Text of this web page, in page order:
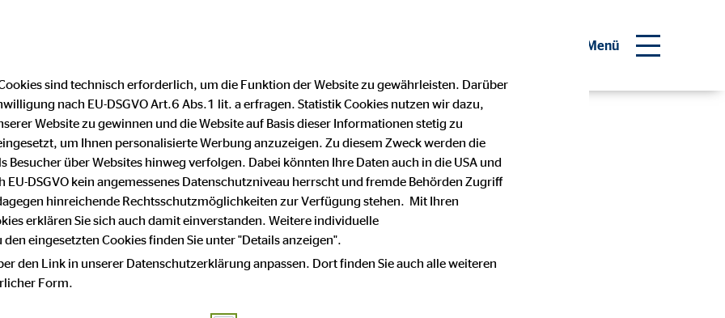
Menü
AG
sind technisch erforderlich, um die Funktion der Website zu gewährleisten. Darüber
nach EU-DSGVO Art.6 Abs.1 lit. a erfragen. Statistik Cookies nutzen wir dazu,
Website zu gewinnen und die Website auf Basis dieser Informationen stetig zu
um Ihnen personalisierte Werbung anzuzeigen. Zu diesem Zweck werden die
Besucher über Websites hinweg verfolgen. Dabei könnten Ihre Daten auch in die USA und
DSGVO kein angemessenes Datenschutzniveau herrscht und fremde Behörden Zugriff
hinreichende Rechtsschutzmöglichkeiten zur Verfügung stehen. Mit Ihren
erklären Sie sich auch damit einverstanden. Weitere individuelle
eingesetzten Cookies finden Sie unter "Details anzeigen".
den Link in unserer Datenschutzerklärung anpassen. Dort finden Sie auch alle weiteren
Form.